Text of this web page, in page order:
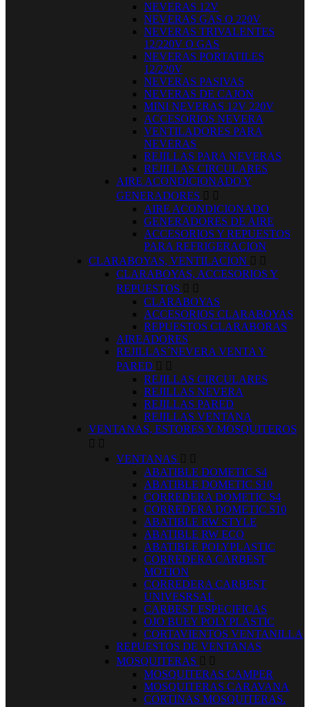
NEVERAS 12V
NEVERAS GAS O 220V
NEVERAS TRIVALENTES
12/220V O GAS
NEVERAS PORTATILES
12/220V
NEVERAS PASIVAS
NEVERAS DE CAJON
MINI NEVERAS 12V 220V
ACCESORIOS NEVERA
VENTILADORES PARA
NEVERAS
REJILLAS PARA NEVERAS
REJILLAS CIRCULARES
AIRE ACONDICIONADO Y
GENERADORES  
AIRE ACONDICIONADO
GENERADORES DE AIRE
ACCESORIOS Y REPUESTOS
PARA REFRIGERACION
CLARABOYAS, VENTILACION  
CLARABOYAS, ACCESORIOS Y
REPUESTOS  
CLARABOYAS
ACCESORIOS CLARABOYAS
REPUESTOS CLARABORAS
AIREADORES
REJILLAS´NEVERA VENTA Y
PARED  
REJILLAS CIRCULARES
REJILLAS NEVERA
REJILLAS PARED
REJILLAS VENTANA
VENTANAS, ESTORES Y MOSQUITEROS
 
VENTANAS  
ABATIBLE DOMETIC S4
ABATIBLE DOMETIC S10
CORREDERA DOMETIC S4
CORREDERA DOMETIC S10
ABATIBLE RW STYLE
ABATIBLE RW ECO
ABATIBLE POLYPLASTIC
CORREDERA CARBEST
MOTION
CORREDERA CARBEST
UNIVESRSAL
CARBEST ESPECIFICAS
OJO BUEY POLYPLASTIC
CORTAVIENTOS VENTANILLA
REPUESTOS DE VENTANAS
MOSQUITERAS  
MOSQUITERAS CAMPER
MOSQUITERAS CARAVANA
CORTINAS MOSQUITERAS.